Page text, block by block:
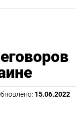
15.06.2022